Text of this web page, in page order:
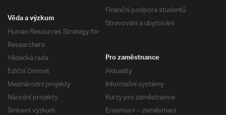
Finanční podpora studentů
Stravování a ubytování
Věda a výzkum
Human Resources Strategy for
Researchers
Vědecká rada
Ediční činnost
Mezinárodní projekty
Národní projekty
Smluvní výzkum
Pro zaměstnance
Aktuality
Informační systémy
Kurzy pro zaměstnance
Erasmus+ – zaměstnaci